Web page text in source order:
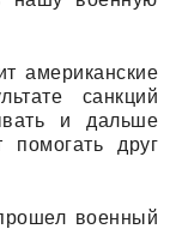
американские
санкций
и дальше
помогать друг
военный